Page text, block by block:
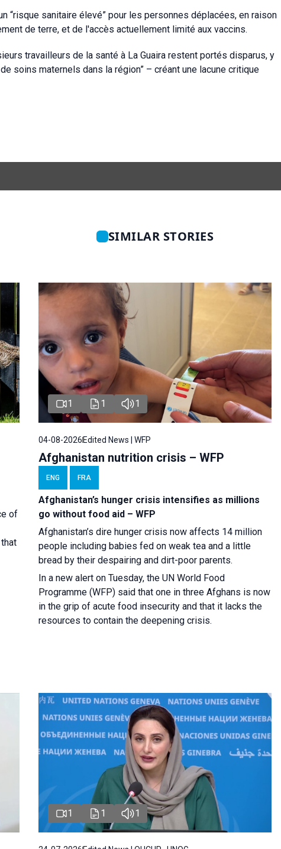
“risque sanitaire élevé” pour les personnes déplacées, en raison
de terre, et de l'accès actuellement limité aux vaccins.
travailleurs de la santé à La Guaira restent portés disparus, y
soins maternels dans la région” – créant une lacune critique
SIMILAR STORIES
of
1 1 1
04-08-2026Edited News | WFP
Afghanistan nutrition crisis – WFP
ENG FRA
Afghanistan’s hunger crisis intensifies as millions
go without food aid – WFP
Afghanistan’s dire hunger crisis now affects 14 million
people including babies fed on weak tea and a little
bread by their despairing and dirt-poor parents.
In a new alert on Tuesday, the UN World Food
Programme (WFP) said that one in three Afghans is now
in the grip of acute food insecurity and that it lacks the
resources to contain the deepening crisis.
1 1 1